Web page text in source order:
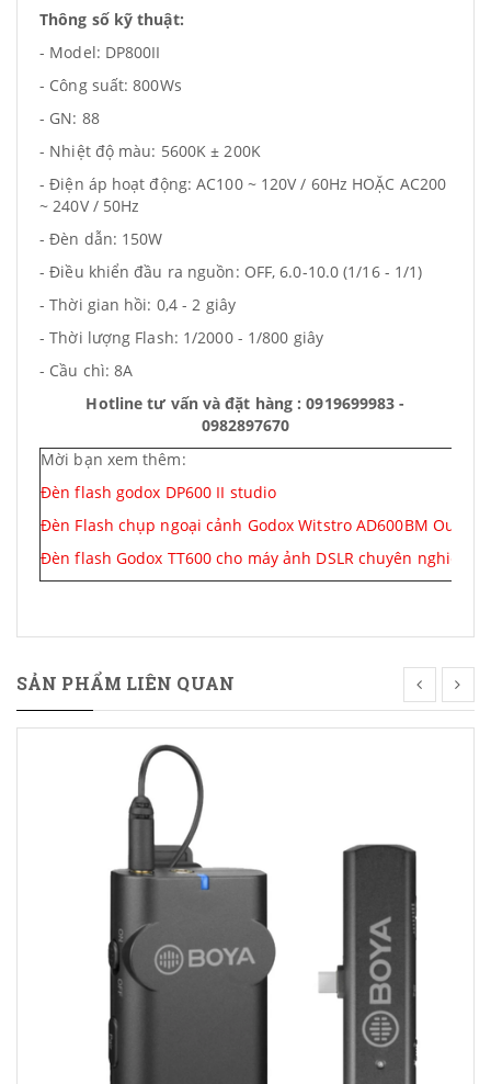
Thông số kỹ thuật:
- Model: DP800II
- Công suất: 800Ws
- GN: 88
- Nhiệt độ màu: 5600K ± 200K
- Điện áp hoạt động: AC100 ~ 120V / 60Hz HOẶC AC200
~ 240V / 50Hz
- Đèn dẫn: 150W
- Điều khiển đầu ra nguồn: OFF, 6.0-10.0 (1/16 - 1/1)
- Thời gian hồi: 0,4 - 2 giây
- Thời lượng Flash: 1/2000 - 1/800 giây
- Cầu chì: 8A
Hotline tư vấn và đặt hàng : 0919699983 -
0982897670
Mời bạn xem thêm:
Đèn flash godox DP600 II studio
Đèn Flash chụp ngoại cảnh Godox Witstro AD600BM
Đèn flash Godox TT600 cho máy ảnh DSLR chuyên nghiệp
SẢN PHẨM LIÊN QUAN